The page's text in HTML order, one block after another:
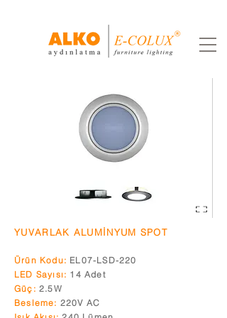
YUVARLAK ALUMİNYUM SPOT
Ürün Kodu: EL07-LSD-220
LED Sayısı: 14 Adet
Güç: 2.5W
Besleme: 220V AC